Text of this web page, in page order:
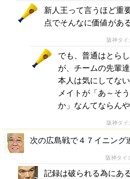
新人王って言うほど重
点でそんなに価値があ
阪神タイ
でも、普通はとら
が、チームの先輩
本人は気にしてな
メイトが「あ～そ
か」なんてならんや
阪神タイ
次の広島戦で４７イニング
阪神タイ
記録は破られる為にあ